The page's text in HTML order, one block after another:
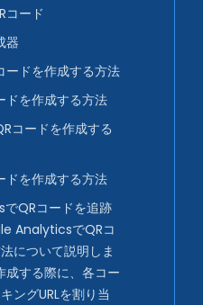
コード
器
ードを作成する方法
ドを作成する方法
コードを作成する
ドを作成する方法
QRコードを追跡
AnalyticsでQRコ
について説明しま
成する際に、各コー
ングURLを割り当